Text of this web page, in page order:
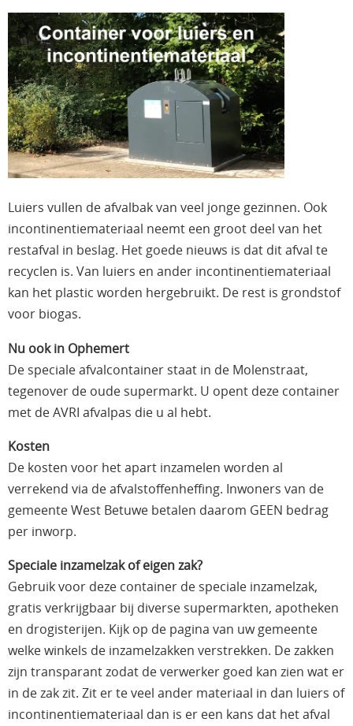
Luiers vullen de afvalbak van veel jonge gezinnen. Ook
incontinentiemateriaal neemt een groot deel van het
restafval in beslag. Het goede nieuws is dat dit afval te
recyclen is. Van luiers en ander incontinentiemateriaal
kan het plastic worden hergebruikt. De rest is grondstof
voor biogas.
Nu ook in Ophemert
De speciale afvalcontainer staat in de Molenstraat,
tegenover de oude supermarkt. U opent deze container
met de AVRI afvalpas die u al hebt.
Kosten
De kosten voor het apart inzamelen worden al
verrekend via de afvalstoffenheffing. Inwoners van de
gemeente West Betuwe betalen daarom GEEN bedrag
per inworp.
Speciale inzamelzak of eigen zak?
Gebruik voor deze container de speciale inzamelzak,
gratis verkrijgbaar bij diverse supermarkten, apotheken
en drogisterijen. Kijk op de pagina van uw gemeente
welke winkels de inzamelzakken verstrekken. De zakken
zijn transparant zodat de verwerker goed kan zien wat er
in de zak zit. Zit er te veel ander materiaal in dan luiers of
incontinentiemateriaal dan is er een kans dat het afval